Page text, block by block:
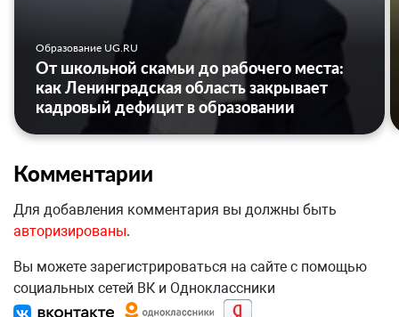
Образование UG.RU
От школьной скамьи до рабочего места:
как Ленинградская область закрывает
кадровый дефицит в образовании
Комментарии
Для добавления комментария вы должны быть
авторизированы.
Вы можете зарегистрироваться на сайте с помощью
социальных сетей ВК и Одноклассники